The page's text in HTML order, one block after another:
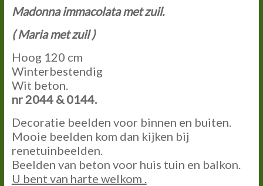
Madonna immacolata met zuil.
( Maria met zuil )
Hoog 120 cm
Winterbestendig
Wit beton.
nr 2044 & 0144.
Decoratie beelden voor binnen en buiten.
Mooie beelden kom dan kijken bij
renetuinbeelden.
Beelden van beton voor huis tuin en balkon.
U bent van harte welkom .